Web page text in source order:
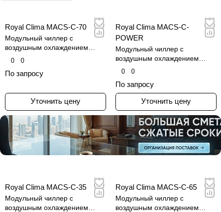
Royal Clima MACS-С-70
Модульный чиллер с
воздушным охлаждением
конденсатора
0 0
По запросу
Уточнить цену
Royal Clima MACS-С-
POWER
Модульный чиллер с
воздушным охлаждением
конденсатора
0 0
По запросу
Уточнить цену
Royal Clima MACS-С-35
Модульный чиллер с
воздушным охлаждением
Royal Clima MACS-С-65
Модульный чиллер с
воздушным охлаждением